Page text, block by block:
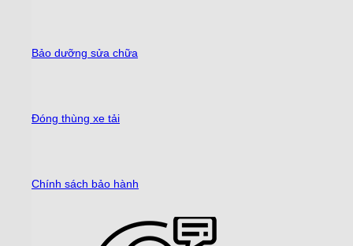
Bảo dưỡng sửa chữa
Đóng thùng xe tải
Chính sách bảo hành